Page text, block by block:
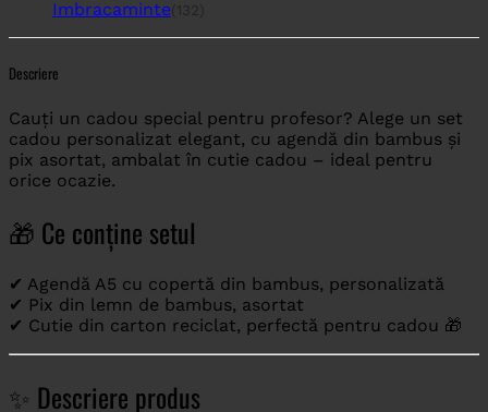
Imbracaminte
Descriere
Cauți un cadou special pentru profesor? Alege un set
cadou personalizat elegant, cu agendă din bambus și
pix asortat, ambalat în cutie cadou – ideal pentru
orice ocazie.
🎁 Ce conține setul
✔ Agendă A5 cu copertă din bambus, personalizată
✔ Pix din lemn de bambus, asortat
✔ Cutie din carton reciclat, perfectă pentru cadou 🎁
✨ Descriere produs